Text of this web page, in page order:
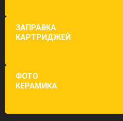
ЗАПРАВКА
КАРТРИДЖЕЙ
ФОТО
КЕРАМИКА